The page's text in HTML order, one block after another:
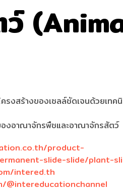
งสร้างของเซลล์ชัดเจนด้วยเทค
งอาณาจักรพืชและอาณาจักรสัตว์
product-
slide-slide/plant-
intered.th
@intereducationchannel